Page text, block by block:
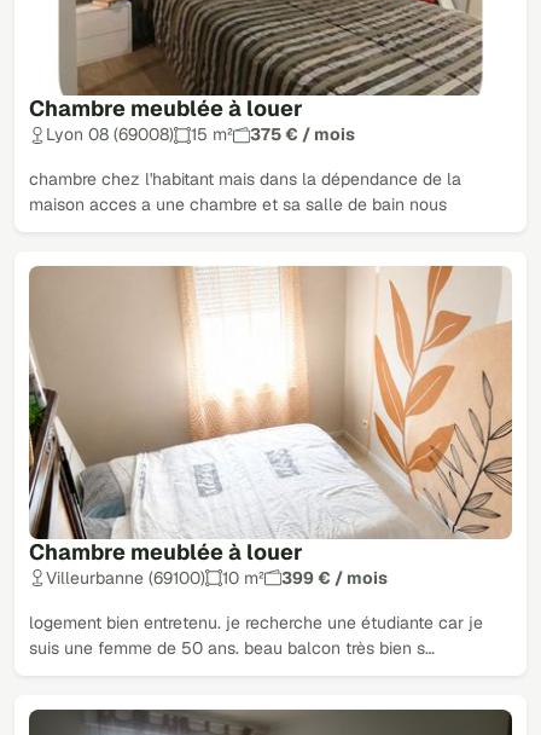
Chambre meublée à louer
Lyon 08 (69008) 15 m² 375 € / mois
chambre chez l'habitant mais dans la dépendance de la
maison acces a une chambre et sa salle de bain nous
Chambre meublée à louer
Villeurbanne (69100) 10 m² 399 € / mois
logement bien entretenu. je recherche une étudiante car je
suis une femme de 50 ans. beau balcon très bien s…